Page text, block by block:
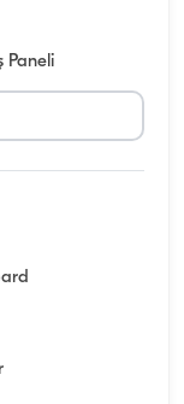
Paneli